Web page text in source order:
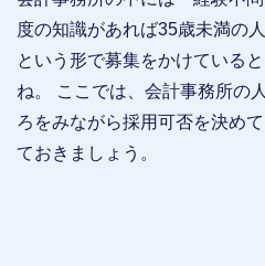
度の知識があれば35歳未満の
という形で募集をかけている
ね。 ここでは、会計事務所の
ろをみながら採用可否を決め
ておきましょう。